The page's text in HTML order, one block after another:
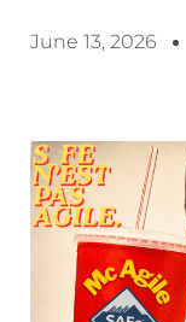
June 13, 2026